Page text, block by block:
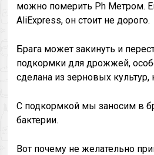
можно померить Ph Метром.
AliExpress, он стоит не дорого.
Брага может закинуть и
подкормки для дрожжей,
сделана из зерновых
С подкормкой мы заносим в
бактерии.
Вот почему не желательно